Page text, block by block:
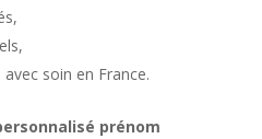
soin en France.
prénom